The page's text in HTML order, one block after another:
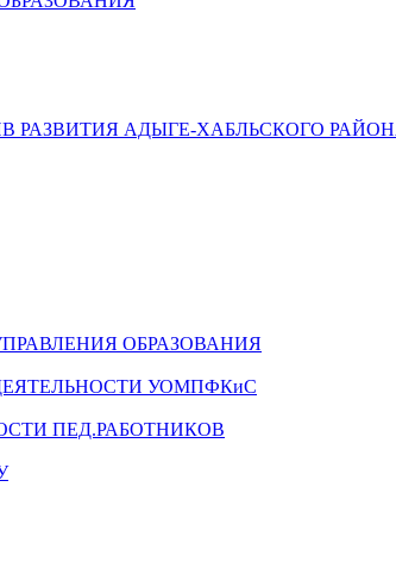
РАЗВИТИЯ АДЫГЕ-ХАБЛЬСКОГО
ОБРАЗОВАНИЯ
УОМПФКиС
ПЕД.РАБОТНИКОВ